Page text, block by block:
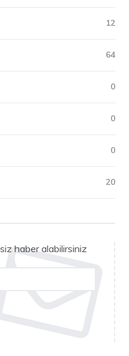
12
64
0
0
0
20
haber alabilirsiniz